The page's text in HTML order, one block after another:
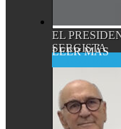
EL
SERGISTA